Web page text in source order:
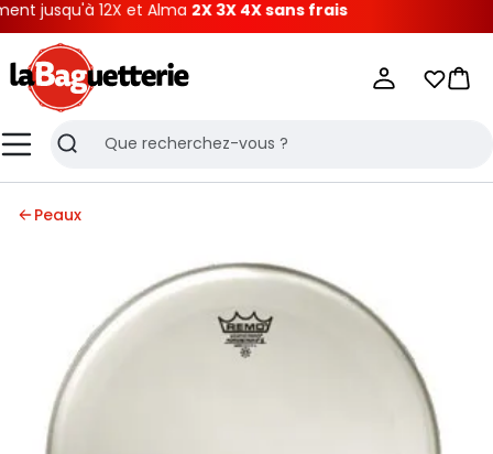
12X et Alma2X 3X 4X sans frais
MenuRecherche
Mes
Peaux